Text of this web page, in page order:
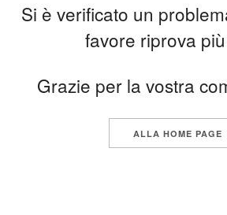
Si è verificato un
favore riprova
Grazie per la vostra
ALLA HOME PAGE